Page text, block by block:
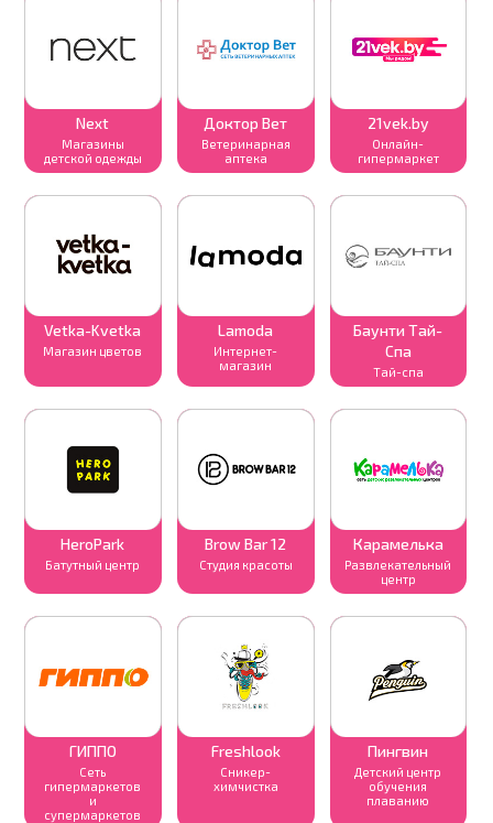
Next
Магазины
детской одежды
Доктор Вет
Ветеринарная
аптека
21vek.by
Онлайн-
гипермаркет
Vetka-Kvetka
Магазин цветов
Lamoda
Интернет-
магазин
Баунти Тай-
Спа
Тай-спа
HeroPark
Батутный центр
Brow Bar 12
Студия красоты
Карамелька
Развлекательный
центр
ГИППО
Сеть
гипермаркетов
и
супермаркетов
Freshlook
Сникер-
химчистка
Пингвин
Детский центр
обучения
плаванию